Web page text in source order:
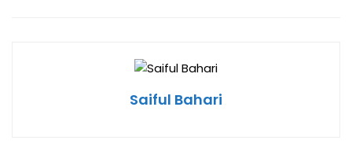
Saiful Bahari